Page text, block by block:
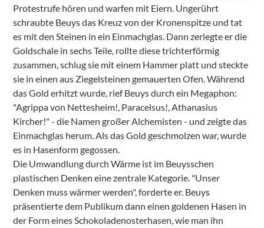
Protestrufe hören und warfen mit Eiern. Ungerührt
schraubte Beuys das Kreuz von der Kronenspitze und tat
es mit den Steinen in ein Einmachglas. Dann zerlegte er die
Goldschale in sechs Teile, rollte diese trichterförmig
zusammen, schlug sie mit einem Hammer platt und steckte
sie in einen aus Ziegelsteinen gemauerten Ofen. Während
das Gold erhitzt wurde, rief Beuys durch ein Megaphon:
"Agrippa von Nettesheim!, Paracelsus!, Athanasius
Kircher!" - die Namen großer Alchemisten - und zeigte das
Einmachglas herum. Als das Gold geschmolzen war, wurde
es in Hasenform gegossen.
Die Umwandlung durch Wärme ist im Beuysschen
plastischen Denken eine zentrale Kategorie. "Unser
Denken muss wärmer werden", forderte er. Beuys
präsentierte dem Publikum dann einen goldenen Hasen in
der Form eines Schokoladenosterhasen, wie man ihn